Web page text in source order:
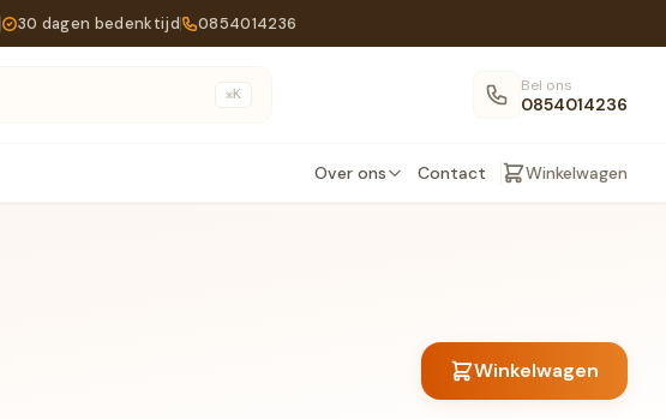
30 dagen bedenktijd 0854014236
⌘K Bel ons
0854014236
Over ons Contact Winkelwagen
Winkelwagen